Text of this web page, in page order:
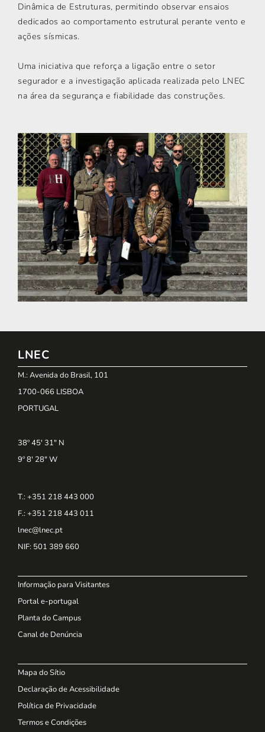
Dinâmica de Estruturas, permitindo observar ensaios
dedicados ao comportamento estrutural perante vento e
ações sísmicas.
Uma iniciativa que reforça a ligação entre o setor
segurador e a investigação aplicada realizada pelo LNEC
na área da segurança e fiabilidade das construções.
LNEC
M.: Avenida do Brasil, 101
1700-066 LISBOA
PORTUGAL
38º 45' 31" N
9º 8' 28" W
T.: +351 218 443 000
F.: +351 218 443 011
lnec@lnec.pt
NIF: 501 389 660
Informação para Visitantes
Portal e-portugal
Planta do Campus
Canal de Denúncia
Mapa do Sítio
Declaração de Acessibilidade
Política de Privacidade
Termos e Condições